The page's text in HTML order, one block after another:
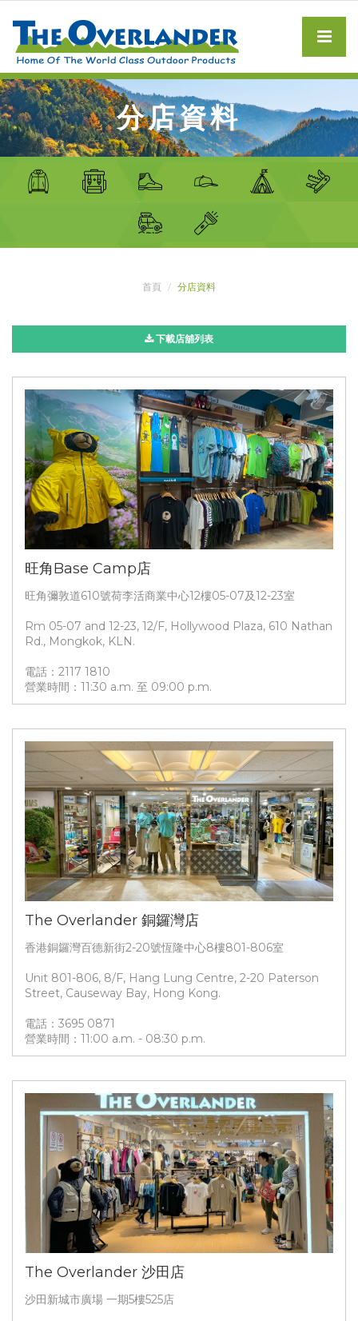
分店資料
首頁 分店資料
下載店舖列表
旺角Base Camp店
旺角彌敦道610號荷李活商業中心12樓05-07及12-23室
Rm 05-07 and 12-23, 12/F, Hollywood Plaza, 610 Nathan
Rd., Mongkok, KLN.
電話：2117 1810
營業時間：11:30 a.m. 至 09:00 p.m.
The Overlander 銅鑼灣店
香港銅鑼灣百德新街2-20號恆隆中心8樓801-806室
Unit 801-806, 8/F, Hang Lung Centre, 2-20 Paterson
Street, Causeway Bay, Hong Kong.
電話：3695 0871
營業時間：11:00 a.m. - 08:30 p.m.
The Overlander 沙田店
沙田新城市廣場 一期5樓525店